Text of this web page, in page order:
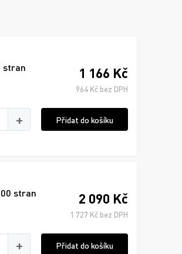
stran 1 166 Kč
964 Kč bez DPH
+ Přidat do košíku
stran 2 090 Kč
1 727 Kč bez DPH
+ Přidat do košíku